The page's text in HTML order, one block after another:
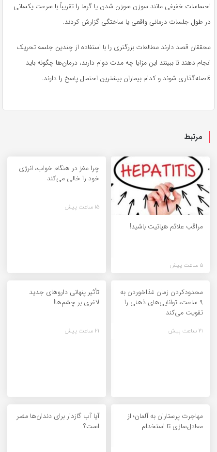
احساسات خفیفی مانند سوزن سوزن شدن یا گرما را تقریباً با سرعت یکسانی
در طول جلسات درمانی واقعی یا ساختگی گزارش کردند.
محققان قصد دارند مطالعات بزرگتری را با استفاده از چندین جلسه تحریک
انجام دهند تا ببینند این مزایا چه مدت دوام دارند، درمان‌ها چگونه باید
فاصله‌گذاری شوند و کدام بیماران بیشترین احتمال پاسخ را دارند.
مرتبط
مراقب علائم هپاتیت باشید!
5 ساعت پیش
چرا مغز در هنگام خواب، انرژی
خود را خالی می‌کند
15 ساعت پیش
محدودکردن زمان غذاخوردن به
۹ ساعت، توانایی‌های ذهنی را
تقویت می‌کند
21 ساعت پیش
تأثیر پنهانی داروهای جدید
لاغری بر چشم‌ها!
21 ساعت پیش
مهاجرت پرستاران به آلمان؛ از
معادل‌سازی تا استخدام
آیا آب گازدار برای دندان‌ها مضر
است؟